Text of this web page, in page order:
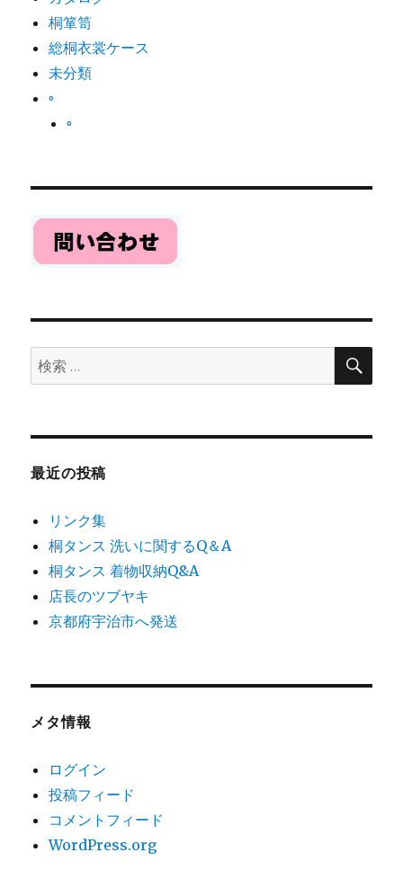
桐箪笥
総桐衣裳ケース
未分類
◦
◦
検
索:
検
最近の投稿
リンク集
桐タンス 洗いに関するQ＆A
桐タンス 着物収納Q&A
店長のツブヤキ
京都府宇治市へ発送
メタ情報
ログイン
投稿フィード
コメントフィード
WordPress.org